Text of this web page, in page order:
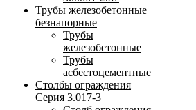
Трубы железобетонные
безнапорные
Трубы
железобетонные
Трубы
асбестоцементные
Столбы ограждения
Серия 3.017-3